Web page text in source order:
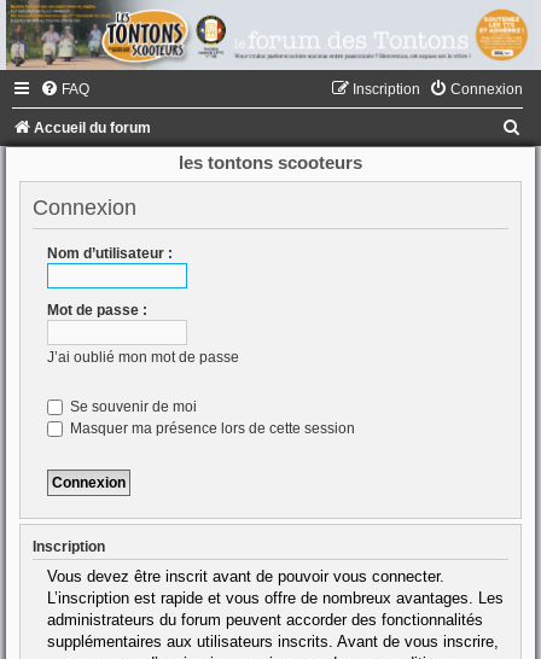
FAQ Connexion
Inscription
Accueil du forum
les tontons scooteurs
Connexion
Nom d’utilisateur :
Mot de passe :
J’ai oublié mon mot de passe
Se souvenir de moi
Masquer ma présence lors de cette session
Inscription
Vous devez être inscrit avant de pouvoir vous connecter.
L’inscription est rapide et vous offre de nombreux avantages. Les
administrateurs du forum peuvent accorder des fonctionnalités
supplémentaires aux utilisateurs inscrits. Avant de vous inscrire,